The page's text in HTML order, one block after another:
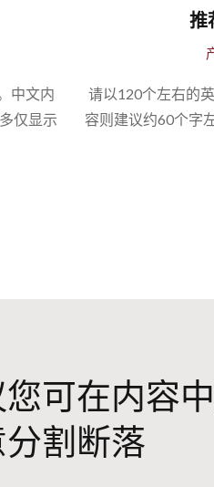
推荐商品
产品类别或
请以120个左右的英文字元来
容则建议约60个字左右。此区
可在内容
割断落